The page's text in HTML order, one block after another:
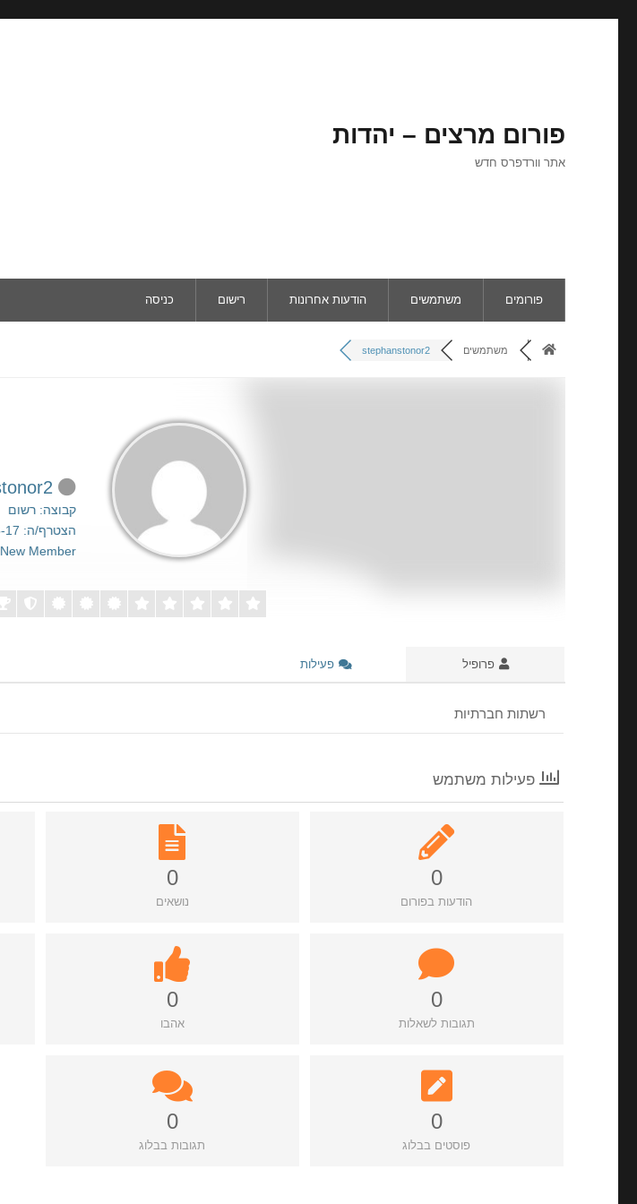
פורום מרצים – יהדות
אתר וורדפרס חדש
פורומים משתמשים הודעות אחרונות רישום כניסה
משתמשים stephanstonor2
stephanstonor2
קבוצה: רשום
הצטרף/ה: 2026-06-17
New Member
פרופיל פעילות
רשתות חברתיות
פעילות משתמש
0
הודעות בפורום
0
נושאים
0
תגובות לשאלות
0
אהבו
0
פוסטים בבלוג
0
תגובות בבלוג